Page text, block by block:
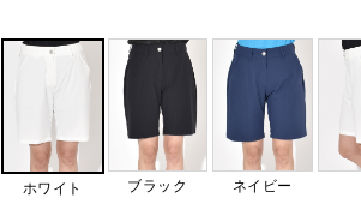
ホワイト ブラック ネイビー